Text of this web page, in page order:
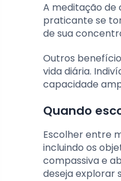
A meditação de
praticante se
de sua
Outros
vida diária.
capacidade
Quando
Escolher entre
incluindo os
compassiva e
deseja explorar